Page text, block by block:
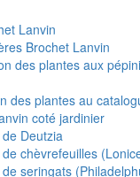
Lanvin
Brochet Lanvin
des plantes aux
des plantes au
coté jardinier
Deutzia
chèvrefeuilles
seringats